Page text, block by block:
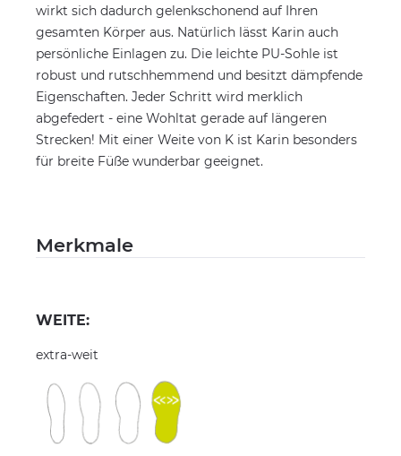
wirkt sich dadurch gelenkschonend auf Ihren
gesamten Körper aus. Natürlich lässt Karin auch
persönliche Einlagen zu. Die leichte PU-Sohle ist
robust und rutschhemmend und besitzt dämpfende
Eigenschaften. Jeder Schritt wird merklich
abgefedert - eine Wohltat gerade auf längeren
Strecken! Mit einer Weite von K ist Karin besonders
für breite Füße wunderbar geeignet.
Merkmale
WEITE:
extra-weit